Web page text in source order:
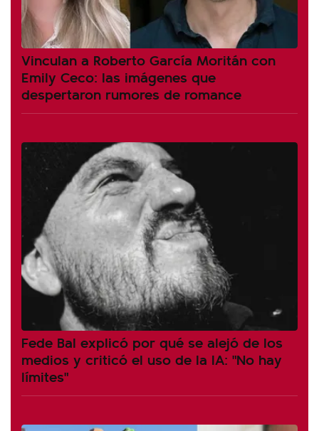
Vinculan a Roberto García Moritán con
Emily Ceco: las imágenes que
despertaron rumores de romance
Fede Bal explicó por qué se alejó de los
medios y criticó el uso de la IA: "No hay
límites"